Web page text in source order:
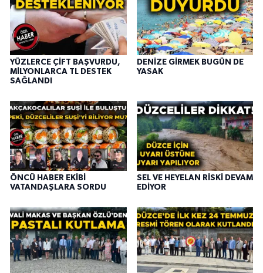
YÜZLERCE ÇİFT BAŞVURDU,
MİLYONLARCA TL DESTEK
SAĞLANDI
DENİZE GİRMEK BUGÜN DE
YASAK
ÖNCÜ HABER EKİBİ
VATANDAŞLARA SORDU
SEL VE HEYELAN RİSKİ DEVAM
EDİYOR